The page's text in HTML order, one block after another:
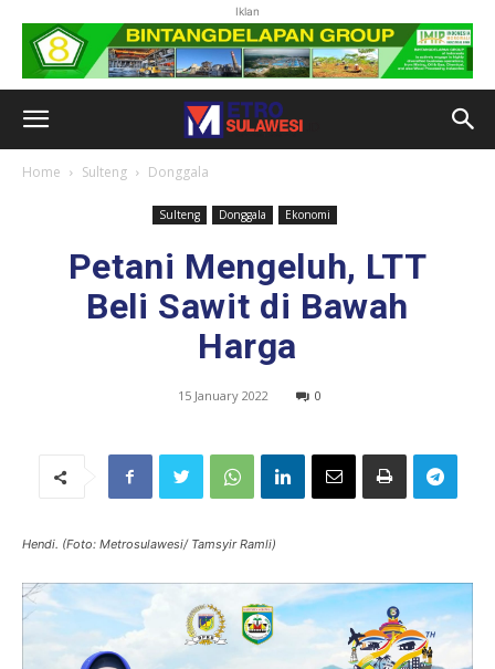
Iklan
Home Sulteng Donggala
Sulteng Donggala Ekonomi
Petani Mengeluh, LTT
Beli Sawit di Bawah
Harga
15 January 2022 0
Hendi. (Foto: Metrosulawesi/ Tamsyir Ramli)